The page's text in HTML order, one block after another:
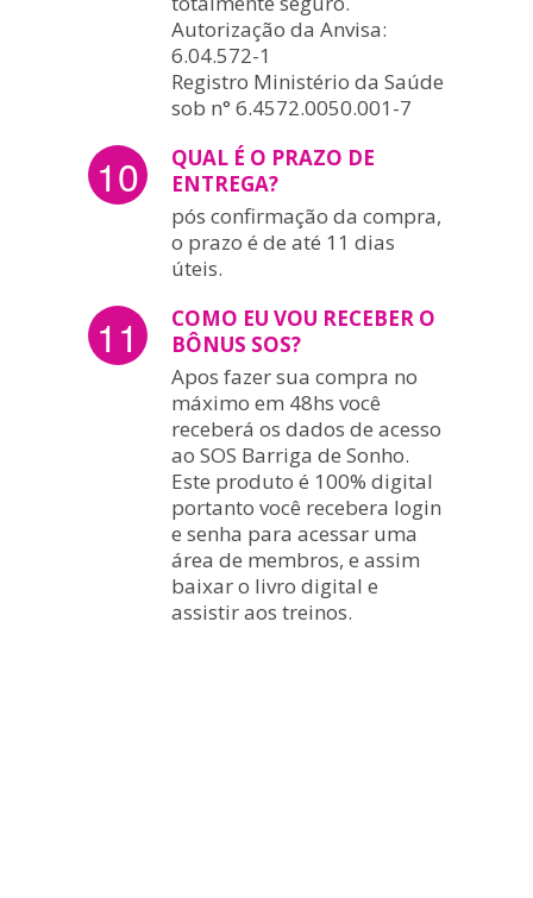
Autorização da Anvisa:
6.04.572-1
Registro Ministério da Saúde
sob n° 6.4572.0050.001-7
10
QUAL É O PRAZO DE
ENTREGA?
pós confirmação da compra,
o prazo é de até 11 dias
úteis.
11
COMO EU VOU RECEBER O
BÔNUS SOS?
Apos fazer sua compra no
máximo em 48hs você
receberá os dados de acesso
ao SOS Barriga de Sonho.
Este produto é 100% digital
portanto você recebera login
e senha para acessar uma
área de membros, e assim
baixar o livro digital e
assistir aos treinos.